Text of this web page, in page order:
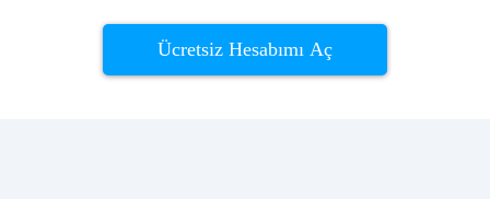
Ücretsiz Hesabımı Aç